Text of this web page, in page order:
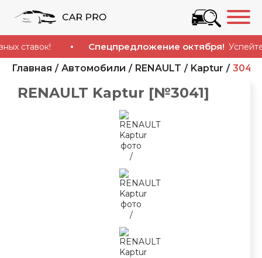
Спецпредложение октября! Успейте
Главная Автомобили RENAULT Kaptur 3041
RENAULT Kaptur [№3041]